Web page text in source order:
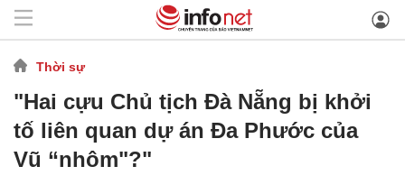
Thời sự
"Hai cựu Chủ tịch Đà Nẵng bị khởi
tố liên quan dự án Đa Phước của
Vũ “nhôm"?"